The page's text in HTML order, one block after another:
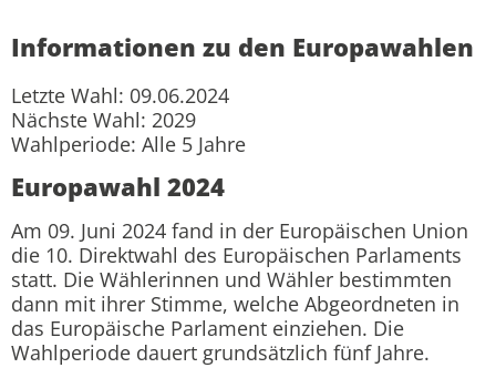
Informationen zu den Europawahlen
Letzte Wahl: 09.06.2024
Nächste Wahl: 2029
Wahlperiode: Alle 5 Jahre
Europawahl 2024
Am 09. Juni 2024 fand in der Europäischen Union
die 10. Direktwahl des Europäischen Parlaments
statt. Die Wählerinnen und Wähler bestimmten
dann mit ihrer Stimme, welche Abgeordneten in
das Europäische Parlament einziehen. Die
Wahlperiode dauert grundsätzlich fünf Jahre.